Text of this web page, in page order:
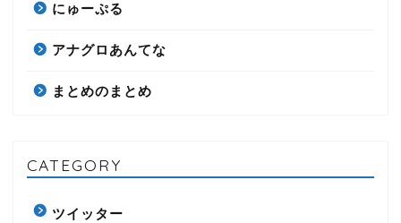
にゅーぷる
アナグロあんてな
まとめのまとめ
CATEGORY
ツイッター